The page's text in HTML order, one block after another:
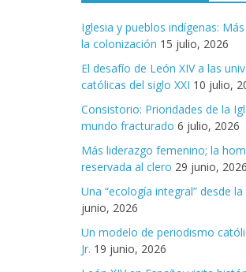
Iglesia y pueblos indígenas:
la colonización 15 julio, 2026
El desafío de León XIV a las
católicas del siglo XXI 10 julio,
Consistorio: Prioridades de la
mundo fracturado 6 julio, 2026
Más liderazgo femenino; la
reservada al clero 29 junio, 2026
Una “ecología integral” desde
junio, 2026
Un modelo de periodismo
Jr. 19 junio, 2026